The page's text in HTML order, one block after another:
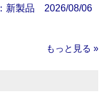
新製品 2026/08/06
もっと見る »